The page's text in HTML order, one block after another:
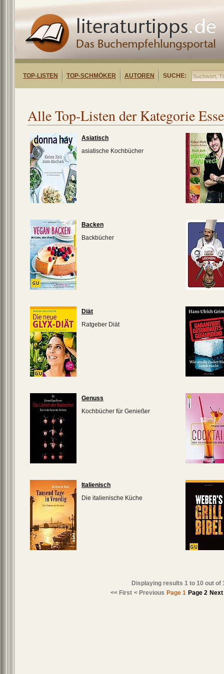
TOP-LISTEN TOP-SCHMÖKER AUTOREN SUCHE:
Alle Top-Listen der Kategorie
Asiatisch
asiatische Kochbücher
Backen
Backbücher
Diät
Ratgeber Diät
Genuss
Kochbücher für Genießer
Italienisch
Die italienische Küche
Displaying results 1 to 10 out of
<< First < Previous Page 1 Page 2 Next